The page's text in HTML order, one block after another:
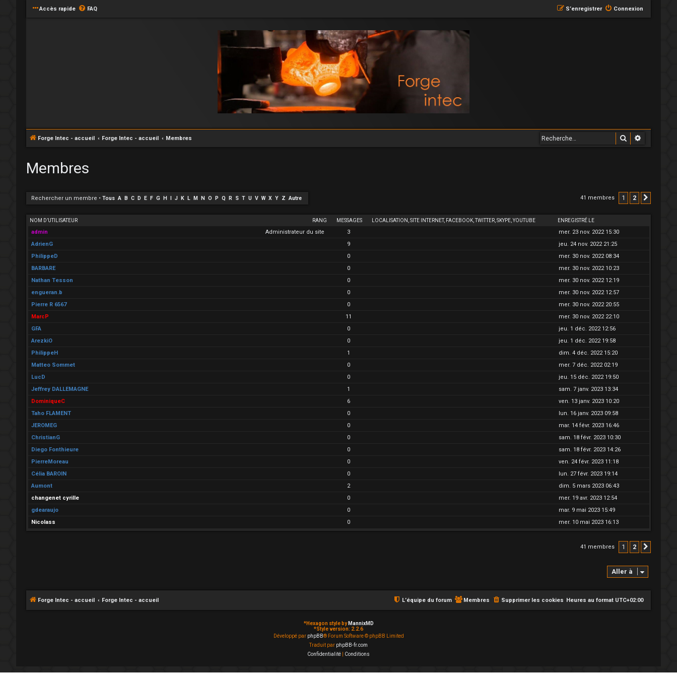
Accès rapide FAQ Connexion
S’enregistrer
Forge Intec - accueil Forge Intec - accueil Membres Rechercher
Membres
Rechercher un membre • Tous A B C D E F G H I J K L M N O P Q R S T U V W X Y Z Autre 41 membres 1 2
RANG
NOM D’UTILISATEUR MESSAGES LOCALISATION, SITE INTERNET, FACEBOOK, TWITTER, SKYPE, YOUTUBE ENREGISTRÉ LE
Administrateur du site
admin 3
mer. 23 nov. 2022 15:30
AdrienG
9
jeu. 24 nov. 2022 21:25
PhilippeD
0
mer. 30 nov. 2022 08:34
BARBARE
0
mer. 30 nov. 2022 10:23
Nathan Tesson
0
mer. 30 nov. 2022 12:19
engueran.b
0
mer. 30 nov. 2022 12:57
Pierre R 6567
0
mer. 30 nov. 2022 20:55
MarcP
11
mer. 30 nov. 2022 22:10
GFA
0
jeu. 1 déc. 2022 12:56
ArezkiO
0
jeu. 1 déc. 2022 19:58
PhilippeH
1
dim. 4 déc. 2022 15:20
Matteo Sommet
0
mer. 7 déc. 2022 02:19
LucD
0
jeu. 15 déc. 2022 19:50
Jeffrey DALLEMAGNE
1
sam. 7 janv. 2023 13:34
DominiqueC
6
ven. 13 janv. 2023 10:20
Taho FLAMENT
0
lun. 16 janv. 2023 09:58
JEROMEG
0
mar. 14 févr. 2023 16:46
ChristianG
0
sam. 18 févr. 2023 10:30
Diego Fonthieure
0
sam. 18 févr. 2023 14:26
PierreMoreau
0
ven. 24 févr. 2023 11:18
Célia BAROIN
0
lun. 27 févr. 2023 19:14
Aumont
2
dim. 5 mars 2023 06:43
changenet cyrille
0
mer. 19 avr. 2023 12:54
gdearaujo
0
mar. 9 mai 2023 15:49
Nicolass
0 mer. 10 mai 2023 16:13
41 membres 1 2
Aller à
Forge Intec - accueil Forge Intec - accueil Heures au format UTC+02:00
Supprimer les cookies
Membres
L’équipe du forum
*Hexagon style by MannixMD
*Style version: 2.2.6
Développé par phpBB® Forum Software © phpBB Limited
Traduit par phpBB-fr.com
Confidentialité
Conditions